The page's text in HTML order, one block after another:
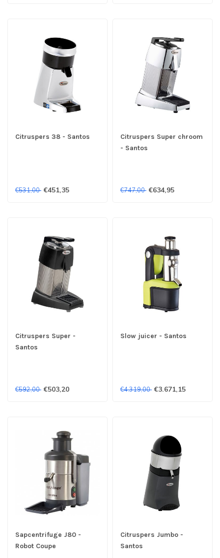
Citruspers 38 - Santos
€531,00 €451,35
Citruspers Super chroom
- Santos
€747,00 €634,95
Citruspers Super -
Santos
€592,00 €503,20
Slow juicer - Santos
€4.319,00 €3.671,15
Sapcentrifuge J80 -
Robot Coupe
Citruspers Jumbo -
Santos